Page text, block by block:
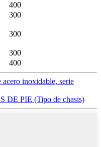
400
300
300
300
400
inoxidable, serie
DE PIE (Tipo de chasis)